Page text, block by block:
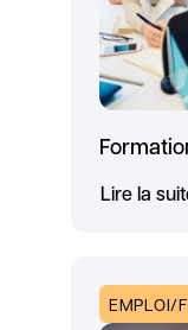
Lire la
EMPLOI/